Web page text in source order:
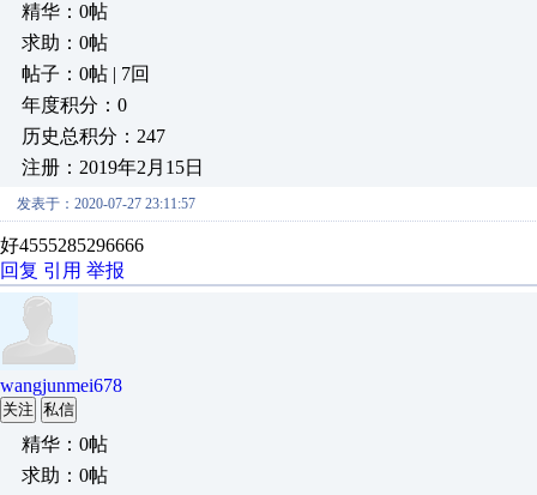
精华：0帖
求助：0帖
帖子：0帖 | 7回
年度积分：0
历史总积分：247
注册：2019年2月15日
发表于：2020-07-27 23:11:57
好4555285296666
回复 引用 举报
wangjunmei678
关注 私信
精华：0帖
求助：0帖